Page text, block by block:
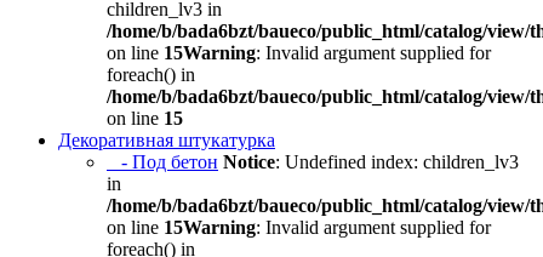
children_lv3 in
/home/b/bada6bzt/baueco/public_html/catalog/view/
on line 15Warning: Invalid argument supplied for
foreach() in
/home/b/bada6bzt/baueco/public_html/catalog/view/
on line 15
Декоративная штукатурка
- Под бетон Notice: Undefined index: children_lv3
in
/home/b/bada6bzt/baueco/public_html/catalog/view/
on line 15Warning: Invalid argument supplied for
foreach() in